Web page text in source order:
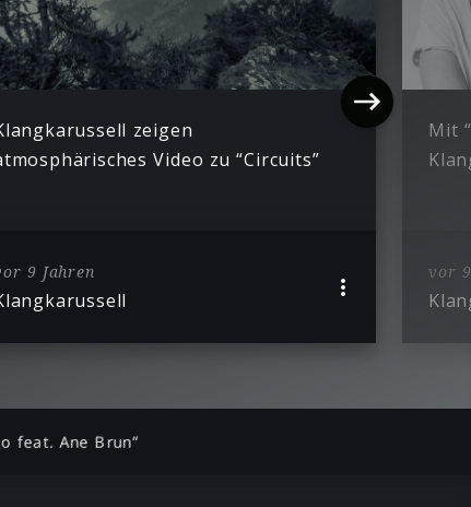
zeigen
Video zu “Circuits”
9 Jahren
Mit
vor
feat. Ane Brun”